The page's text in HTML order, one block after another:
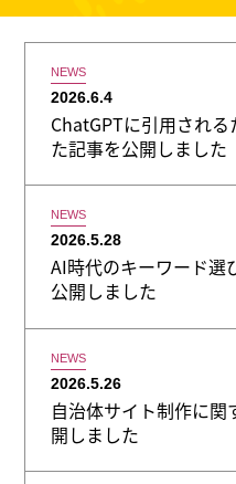
NEWS
2026.6.4
ChatGPTに引用され
た記事を公開しました
NEWS
2026.5.28
AI時代のキーワード選
公開しました
NEWS
2026.5.26
自治体サイト制作に関
開しました